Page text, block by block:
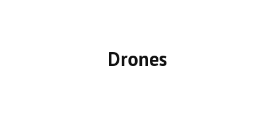
Drones